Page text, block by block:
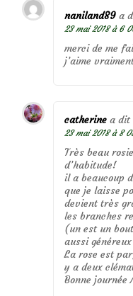
naniland89 a
23 mai 2018 à 6
merci de me
j’aime
catherine a dit
23 mai 2018 à 8
Très beau
d’habitude!
il a beaucoup
que je laisse
devient très
les branches
(un est un
aussi
La rose est
y a deux
Bonne journée